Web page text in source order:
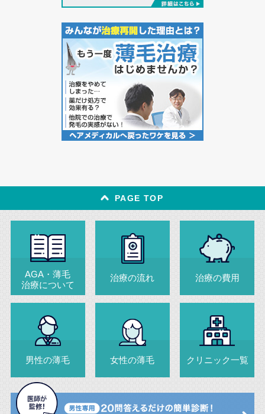
PAGE TOP
AGA・薄毛
治療について
治療の流れ 治療の費用
男性の薄毛 女性の薄毛 クリニック一覧